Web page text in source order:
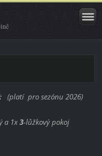
(platí pro sezónu 2026)
a 1x3-lůžkový pokoj